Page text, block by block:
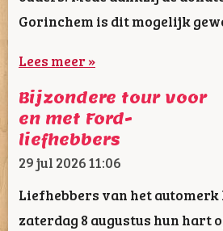
Gorinchem is dit mogelijk
Lees meer »
Bijzondere tour voor
en met Ford-
liefhebbers
29 jul 202611:06
Liefhebbers van het automerk
zaterdag 8 augustus hun hart